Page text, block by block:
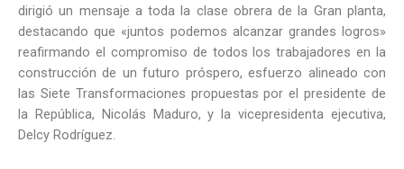
dirigió un mensaje a toda la clase obrera de la Gran planta,
destacando que «juntos podemos alcanzar grandes logros»
reafirmando el compromiso de todos los trabajadores en la
construcción de un futuro próspero, esfuerzo alineado con
las Siete Transformaciones propuestas por el presidente de
la República, Nicolás Maduro, y la vicepresidenta ejecutiva,
Delcy Rodríguez.